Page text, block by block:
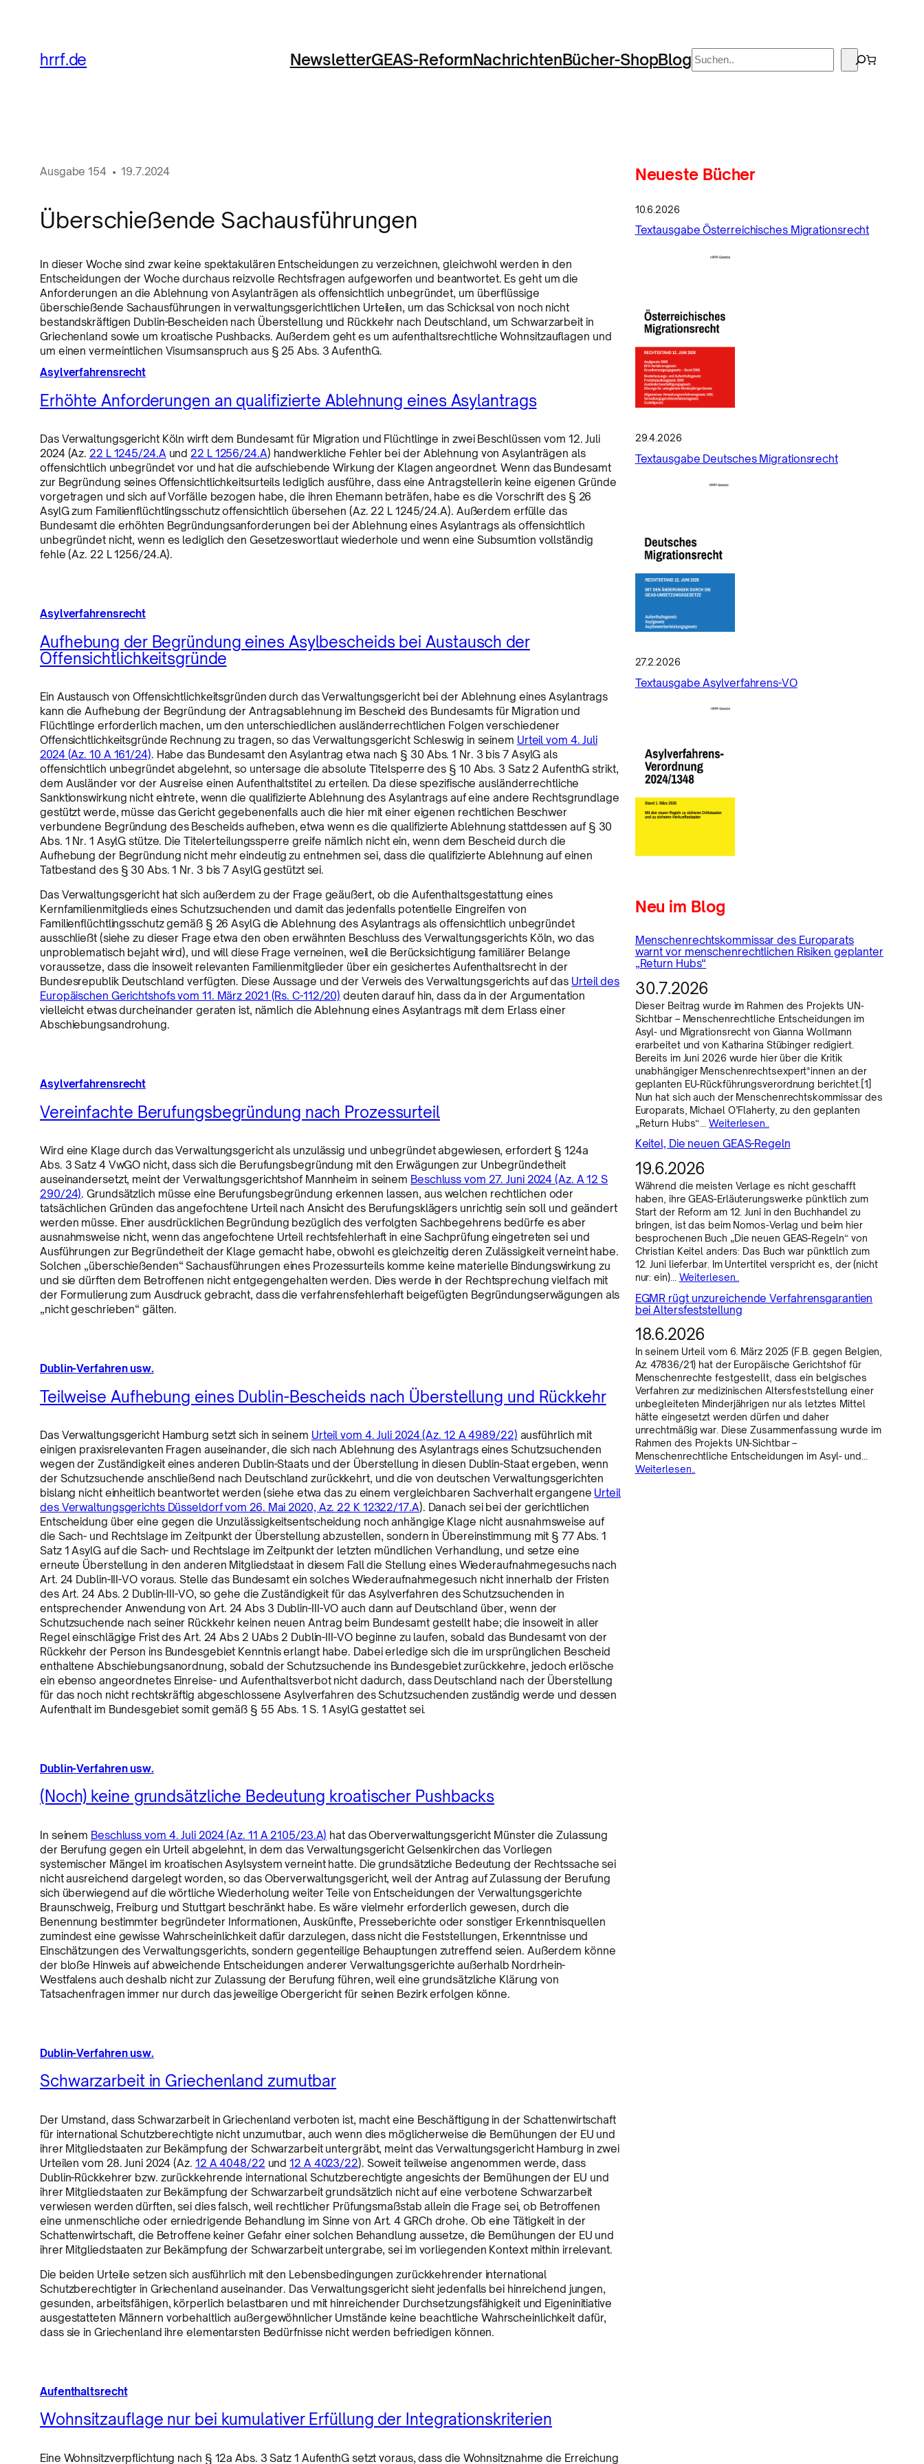
hrrf.de NewsletterGEAS-ReformNachrichtenBücher-ShopBlog Suchen
Ausgabe154•19.7.2024
Überschießende Sachausführungen
In dieser Woche sind zwar keine spektakulären Entscheidungen zu verzeichnen, gleichwohl werden in den
Entscheidungen der Woche durchaus reizvolle Rechtsfragen aufgeworfen und beantwortet. Es geht um die
Anforderungen an die Ablehnung von Asylanträgen als offensichtlich unbegründet, um überflüssige
überschießende Sachausführungen in verwaltungsgerichtlichen Urteilen, um das Schicksal von noch nicht
bestandskräftigen Dublin-Bescheiden nach Überstellung und Rückkehr nach Deutschland, um Schwarzarbeit in
Griechenland sowie um kroatische Pushbacks. Außerdem geht es um aufenthaltsrechtliche Wohnsitzauflagen und
um einen vermeintlichen Visumsanspruch aus § 25 Abs. 3 AufenthG.
Asylverfahrensrecht
Erhöhte Anforderungen an qualifizierte Ablehnung eines Asylantrags
Das Verwaltungsgericht Köln wirft dem Bundesamt für Migration und Flüchtlinge in zwei Beschlüssen vom 12. Juli
2024 (Az.22 L 1245/24.Aund22 L 1256/24.A) handwerkliche Fehler bei der Ablehnung von Asylanträgen als
offensichtlich unbegründet vor und hat die aufschiebende Wirkung der Klagen angeordnet. Wenn das Bundesamt
zur Begründung seines Offensichtlichkeitsurteils lediglich ausführe, dass eine Antragstellerin keine eigenen Gründe
vorgetragen und sich auf Vorfälle bezogen habe, die ihren Ehemann beträfen, habe es die Vorschrift des § 26
AsylG zum Familienflüchtlingsschutz offensichtlich übersehen (Az. 22 L 1245/24.A). Außerdem erfülle das
Bundesamt die erhöhten Begründungsanforderungen bei der Ablehnung eines Asylantrags als offensichtlich
unbegründet nicht, wenn es lediglich den Gesetzeswortlaut wiederhole und wenn eine Subsumtion vollständig
fehle (Az. 22 L 1256/24.A).
Asylverfahrensrecht
Aufhebung der Begründung eines Asylbescheids bei Austausch der
Offensichtlichkeitsgründe
Ein Austausch von Offensichtlichkeitsgründen durch das Verwaltungsgericht bei der Ablehnung eines Asylantrags
kann die Aufhebung der Begründung der Antragsablehnung im Bescheid des Bundesamts für Migration und
Flüchtlinge erforderlich machen, um den unterschiedlichen ausländerrechtlichen Folgen verschiedener
Offensichtlichkeitsgründe Rechnung zu tragen, so das Verwaltungsgericht Schleswig in seinem Urteil vom 4. Juli
2024 (Az. 10 A 161/24). Habe das Bundesamt den Asylantrag etwa nach § 30 Abs. 1 Nr. 3 bis 7 AsylG als
offensichtlich unbegründet abgelehnt, so untersage die absolute Titelsperre des § 10 Abs. 3 Satz 2 AufenthG strikt,
dem Ausländer vor der Ausreise einen Aufenthaltstitel zu erteilen. Da diese spezifische ausländerrechtliche
Sanktionswirkung nicht eintrete, wenn die qualifizierte Ablehnung des Asylantrags auf eine andere Rechtsgrundlage
gestützt werde, müsse das Gericht gegebenenfalls auch die hier mit einer eigenen rechtlichen Beschwer
verbundene Begründung des Bescheids aufheben, etwa wenn es die qualifizierte Ablehnung stattdessen auf § 30
Abs. 1 Nr. 1 AsylG stütze. Die Titelerteilungssperre greife nämlich nicht ein, wenn dem Bescheid durch die
Aufhebung der Begründung nicht mehr eindeutig zu entnehmen sei, dass die qualifizierte Ablehnung auf einen
Tatbestand des § 30 Abs. 1 Nr. 3 bis 7 AsylG gestützt sei.
Das Verwaltungsgericht hat sich außerdem zu der Frage geäußert, ob die Aufenthaltsgestattung eines
Kernfamilienmitglieds eines Schutzsuchenden und damit das jedenfalls potentielle Eingreifen von
Familienflüchtlingsschutz gemäß § 26 AsylG die Ablehnung des Asylantrags als offensichtlich unbegründet
ausschließt (siehe zu dieser Frage etwa den oben erwähnten Beschluss des Verwaltungsgerichts Köln, wo das
unproblematisch bejaht wird), und will diese Frage verneinen, weil die Berücksichtigung familiärer Belange
voraussetze, dass die insoweit relevanten Familienmitglieder über ein gesichertes Aufenthaltsrecht in der
Bundesrepublik Deutschland verfügten. Diese Aussage und der Verweis des Verwaltungsgerichts auf das Urteil des
Europäischen Gerichtshofs vom 11. März 2021 (Rs. C-112/20) deuten darauf hin, dass da in der Argumentation
vielleicht etwas durcheinander geraten ist, nämlich die Ablehnung eines Asylantrags mit dem Erlass einer
Abschiebungsandrohung.
Asylverfahrensrecht
Vereinfachte Berufungsbegründung nach Prozessurteil
Wird eine Klage durch das Verwaltungsgericht als unzulässig und unbegründet abgewiesen, erfordert § 124a
Abs. 3 Satz 4 VwGO nicht, dass sich die Berufungsbegründung mit den Erwägungen zur Unbegründetheit
auseinandersetzt, meint der Verwaltungsgerichtshof Mannheim in seinem Beschluss vom 27. Juni 2024 (Az. A 12 S
290/24). Grundsätzlich müsse eine Berufungsbegründung erkennen lassen, aus welchen rechtlichen oder
tatsächlichen Gründen das angefochtene Urteil nach Ansicht des Berufungsklägers unrichtig sein soll und geändert
werden müsse. Einer ausdrücklichen Begründung bezüglich des verfolgten Sachbegehrens bedürfe es aber
ausnahmsweise nicht, wenn das angefochtene Urteil rechtsfehlerhaft in eine Sachprüfung eingetreten sei und
Ausführungen zur Begründetheit der Klage gemacht habe, obwohl es gleichzeitig deren Zulässigkeit verneint habe.
Solchen „überschießenden“ Sachausführungen eines Prozessurteils komme keine materielle Bindungswirkung zu
und sie dürften dem Betroffenen nicht entgegengehalten werden. Dies werde in der Rechtsprechung vielfach mit
der Formulierung zum Ausdruck gebracht, dass die verfahrensfehlerhaft beigefügten Begründungserwägungen als
„nicht geschrieben“ gälten.
Dublin-Verfahren usw.
Teilweise Aufhebung eines Dublin-Bescheids nach Überstellung und Rückkehr
Das Verwaltungsgericht Hamburg setzt sich in seinem Urteil vom 4. Juli 2024 (Az. 12 A 4989/22) ausführlich mit
einigen praxisrelevanten Fragen auseinander, die sich nach Ablehnung des Asylantrags eines Schutzsuchenden
wegen der Zuständigkeit eines anderen Dublin-Staats und der Überstellung in diesen Dublin-Staat ergeben, wenn
der Schutzsuchende anschließend nach Deutschland zurückkehrt, und die von deutschen Verwaltungsgerichten
bislang nicht einheitlich beantwortet werden (siehe etwa das zu einem vergleichbaren Sachverhalt ergangene Urteil
des Verwaltungsgerichts Düsseldorf vom 26. Mai 2020, Az. 22 K 12322/17.A). Danach sei bei der gerichtlichen
Entscheidung über eine gegen die Unzulässigkeitsentscheidung noch anhängige Klage nicht ausnahmsweise auf
die Sach- und Rechtslage im Zeitpunkt der Überstellung abzustellen, sondern in Übereinstimmung mit § 77 Abs. 1
Satz 1 AsylG auf die Sach- und Rechtslage im Zeitpunkt der letzten mündlichen Verhandlung, und setze eine
erneute Überstellung in den anderen Mitgliedstaat in diesem Fall die Stellung eines Wiederaufnahmegesuchs nach
Art. 24 Dublin-III-VO voraus. Stelle das Bundesamt ein solches Wiederaufnahmegesuch nicht innerhalb der Fristen
des Art. 24 Abs. 2 Dublin-III-VO, so gehe die Zuständigkeit für das Asylverfahren des Schutzsuchenden in
entsprechender Anwendung von Art. 24 Abs 3 Dublin-III-VO auch dann auf Deutschland über, wenn der
Schutzsuchende nach seiner Rückkehr keinen neuen Antrag beim Bundesamt gestellt habe; die insoweit in aller
Regel einschlägige Frist des Art. 24 Abs 2 UAbs 2 Dublin-III-VO beginne zu laufen, sobald das Bundesamt von der
Rückkehr der Person ins Bundesgebiet Kenntnis erlangt habe. Dabei erledige sich die im ursprünglichen Bescheid
enthaltene Abschiebungsanordnung, sobald der Schutzsuchende ins Bundesgebiet zurückkehre, jedoch erlösche
ein ebenso angeordnetes Einreise- und Aufenthaltsverbot nicht dadurch, dass Deutschland nach der Überstellung
für das noch nicht rechtskräftig abgeschlossene Asylverfahren des Schutzsuchenden zuständig werde und dessen
Aufenthalt im Bundesgebiet somit gemäß § 55 Abs. 1 S. 1 AsylG gestattet sei.
Dublin-Verfahren usw.
(Noch) keine grundsätzliche Bedeutung kroatischer Pushbacks
In seinem Beschluss vom 4. Juli 2024 (Az. 11 A 2105/23.A) hat das Oberverwaltungsgericht Münster die Zulassung
der Berufung gegen ein Urteil abgelehnt, in dem das Verwaltungsgericht Gelsenkirchen das Vorliegen
systemischer Mängel im kroatischen Asylsystem verneint hatte. Die grundsätzliche Bedeutung der Rechtssache sei
nicht ausreichend dargelegt worden, so das Oberverwaltungsgericht, weil der Antrag auf Zulassung der Berufung
sich überwiegend auf die wörtliche Wiederholung weiter Teile von Entscheidungen der Verwaltungsgerichte
Braunschweig, Freiburg und Stuttgart beschränkt habe. Es wäre vielmehr erforderlich gewesen, durch die
Benennung bestimmter begründeter Informationen, Auskünfte, Presseberichte oder sonstiger Erkenntnisquellen
zumindest eine gewisse Wahrscheinlichkeit dafür darzulegen, dass nicht die Feststellungen, Erkenntnisse und
Einschätzungen des Verwaltungsgerichts, sondern gegenteilige Behauptungen zutreffend seien. Außerdem könne
der bloße Hinweis auf abweichende Entscheidungen anderer Verwaltungsgerichte außerhalb Nordrhein-
Westfalens auch deshalb nicht zur Zulassung der Berufung führen, weil eine grundsätzliche Klärung von
Tatsachenfragen immer nur durch das jeweilige Obergericht für seinen Bezirk erfolgen könne.
Dublin-Verfahren usw.
Schwarzarbeit in Griechenland zumutbar
Der Umstand, dass Schwarzarbeit in Griechenland verboten ist, macht eine Beschäftigung in der Schattenwirtschaft
für international Schutzberechtigte nicht unzumutbar, auch wenn dies möglicherweise die Bemühungen der EU und
ihrer Mitgliedstaaten zur Bekämpfung der Schwarzarbeit untergräbt, meint das Verwaltungsgericht Hamburg in zwei
Urteilen vom 28. Juni 2024 (Az. 12 A 4048/22 und12 A 4023/22). Soweit teilweise angenommen werde, dass
Dublin-Rückkehrer bzw. zurückkehrende international Schutzberechtigte angesichts der Bemühungen der EU und
ihrer Mitgliedstaaten zur Bekämpfung der Schwarzarbeit grundsätzlich nicht auf eine verbotene Schwarzarbeit
verwiesen werden dürften, sei dies falsch, weil rechtlicher Prüfungsmaßstab allein die Frage sei, ob Betroffenen
eine unmenschliche oder erniedrigende Behandlung im Sinne von Art. 4 GRCh drohe. Ob eine Tätigkeit in der
Schattenwirtschaft, die Betroffene keiner Gefahr einer solchen Behandlung aussetze, die Bemühungen der EU und
ihrer Mitgliedstaaten zur Bekämpfung der Schwarzarbeit untergrabe, sei im vorliegenden Kontext mithin irrelevant.
Die beiden Urteile setzen sich ausführlich mit den Lebensbedingungen zurückkehrender international
Schutzberechtigter in Griechenland auseinander. Das Verwaltungsgericht sieht jedenfalls bei hinreichend jungen,
gesunden, arbeitsfähigen, körperlich belastbaren und mit hinreichender Durchsetzungsfähigkeit und Eigeninitiative
ausgestatteten Männern vorbehaltlich außergewöhnlicher Umstände keine beachtliche Wahrscheinlichkeit dafür,
dass sie in Griechenland ihre elementarsten Bedürfnisse nicht werden befriedigen können.
Aufenthaltsrecht
Wohnsitzauflage nur bei kumulativer Erfüllung der Integrationskriterien
Eine Wohnsitzverpflichtung nach § 12a Abs. 3 Satz 1 AufenthG setzt voraus, dass die Wohnsitznahme die Erreichung
Neueste Bücher
10.6.2026
Textausgabe Österreichisches Migrationsrecht
29.4.2026
Textausgabe Deutsches Migrationsrecht
27.2.2026
Textausgabe Asylverfahrens-VO
Neu im Blog
Menschenrechtskommissar des Europarats
warnt vor menschenrechtlichen Risiken geplanter
„Return Hubs“
30.7.2026
Dieser Beitrag wurde im Rahmen des Projekts UN-
Sichtbar – Menschenrechtliche Entscheidungen im
Asyl- und Migrationsrecht von Gianna Wollmann
erarbeitet und von Katharina Stübinger redigiert.
Bereits im Juni 2026 wurde hier über die Kritik
unabhängiger Menschenrechtsexpert*innen an der
geplanten EU-Rückführungsverordnung berichtet.[1]
Nun hat sich auch der Menschenrechtskommissar des
Europarats, Michael O’Flaherty, zu den geplanten
„Return Hubs“…Weiterlesen..
Keitel, Die neuen GEAS-Regeln
19.6.2026
Während die meisten Verlage es nicht geschafft
haben, ihre GEAS-Erläuterungswerke pünktlich zum
Start der Reform am 12. Juni in den Buchhandel zu
bringen, ist das beim Nomos-Verlag und beim hier
besprochenen Buch „Die neuen GEAS-Regeln“ von
Christian Keitel anders: Das Buch war pünktlich zum
12. Juni lieferbar. Im Untertitel verspricht es, der (nicht
nur: ein)… Weiterlesen..
EGMR rügt unzureichende Verfahrensgarantien
bei Altersfeststellung
18.6.2026
In seinem Urteil vom 6. März 2025 (F.B. gegen Belgien,
Az. 47836/21) hat der Europäische Gerichtshof für
Menschenrechte festgestellt, dass ein belgisches
Verfahren zur medizinischen Altersfeststellung einer
unbegleiteten Minderjährigen nur als letztes Mittel
hätte eingesetzt werden dürfen und daher
unrechtmäßig war. Diese Zusammenfassung wurde im
Rahmen des Projekts UN-Sichtbar –
Menschenrechtliche Entscheidungen im Asyl- und…
Weiterlesen..